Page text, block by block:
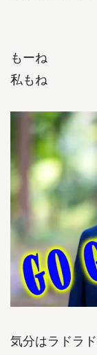
もーね
私もね
気分はラドラド